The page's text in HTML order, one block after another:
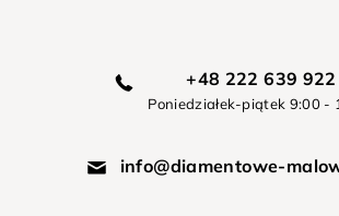
+48 222 639 922
Poniedziałek-piątek 9:00 -
info@diamentowe-